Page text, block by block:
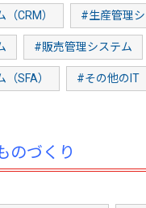
CRM） #生産管理
#販売管理システム
SFA） #その他のIT
のづくり